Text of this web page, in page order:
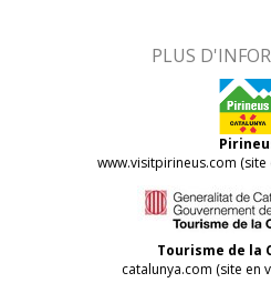
PLUS
www.visitpirineus.com
Tourisme de la
catalunya.com (site en